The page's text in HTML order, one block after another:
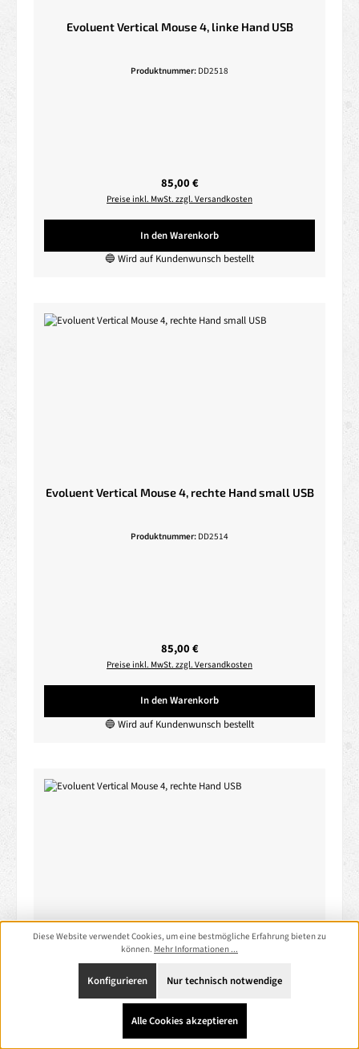
Evoluent Vertical Mouse 4, linke Hand USB
Produktnummer: DD2518
Regulärer Preis:
85,00 €
Preise inkl. MwSt. zzgl. Versandkosten
In den Warenkorb
🔵 Wird auf Kundenwunsch bestellt
Evoluent Vertical Mouse 4, rechte Hand small USB
Produktnummer: DD2514
Regulärer Preis:
85,00 €
Preise inkl. MwSt. zzgl. Versandkosten
In den Warenkorb
🔵 Wird auf Kundenwunsch bestellt
Evoluent Vertical Mouse 4, rechte Hand USB
Produktnummer:DD2517
Diese Website verwendet Cookies, um eine bestmögliche Erfahrung bieten zu
können. Mehr Informationen ...
Nur technisch notwendige
Konfigurieren
Alle Cookies akzeptieren